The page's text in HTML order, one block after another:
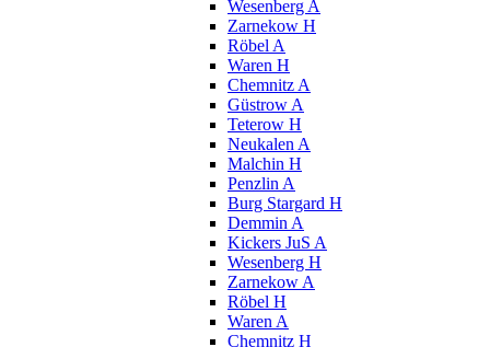
Wesenberg A
Zarnekow H
Röbel A
Waren H
Chemnitz A
Güstrow A
Teterow H
Neukalen A
Malchin H
Penzlin A
Burg Stargard H
Demmin A
Kickers JuS A
Wesenberg H
Zarnekow A
Röbel H
Waren A
Chemnitz H